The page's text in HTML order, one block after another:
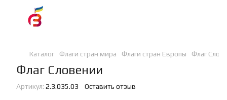
Каталог Флаги стран мира Флаги стран Европы Флаг
Флаг Словении
Артикул: 2.3.035.03 Оставить отзыв